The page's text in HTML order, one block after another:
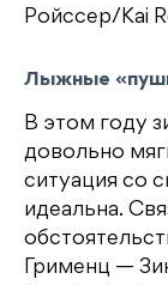
Ройссер/Kai
Лыжные
В этом году
довольно
ситуация со
идеальна.
Грименц —